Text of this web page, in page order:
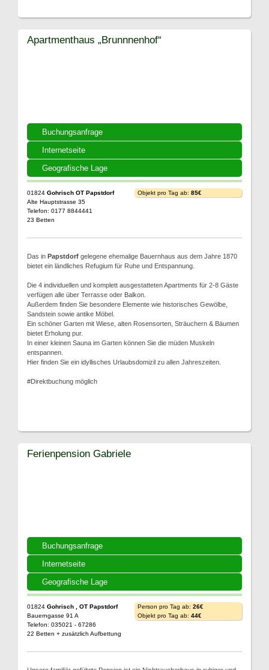
Buchungsanfrage
Internetseite
Geografische Lage
Apartmenthaus „Brunnnenhof“
01824 Gohrisch OT Papstdorf
Alte Hauptstrasse 35
Telefon: 0177 8844441
23 Betten
Objekt pro Tag ab: 85€
Das in Papstdorf gelegene ehemalige Bauernhaus aus dem Jahre 1870
bietet ein ländliches Refugium für Ruhe und Entspannung.
Die 4 individuellen und komplett ausgestatteten Apartments für 2-8 Gäste
verfügen alle über Terrasse oder Balkon.
Außerdem finden Sie besondere Elemente wie historisches Gewölbe,
Sandstein sowie antike Möbel.
Ein schöner Garten mit Wiese, alten Rosensorten, Sträuchern & Bäumen
bietet Erholung pur.
In einer kleinen Sauna im Garten können Sie die müden Muskeln
entspannen.
Hier finden Sie ein idyllisches Urlaubsdomizil zu allen Jahreszeiten.
#Direktbuchung möglich
Buchungsanfrage
Internetseite
Geografische Lage
Ferienpension Gabriele
01824 Gohrisch , OT Papstdorf
Bauerngasse 91 A
Telefon: 035021 - 67286
22 Betten + zusätzlich Aufbettung
Person pro Tag ab: 26€
Objekt pro Tag ab: 44€